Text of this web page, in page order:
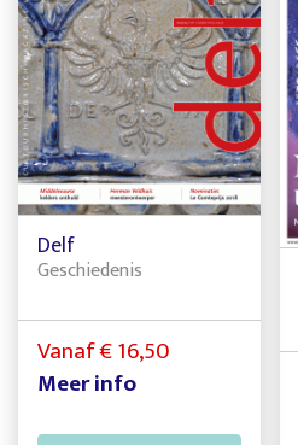
Delf
Geschiedenis
Vanaf € 16,50
Meer info